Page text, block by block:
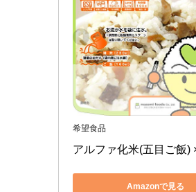
希望食品
アルファ化米(五目ご飯)
Amazonで見る